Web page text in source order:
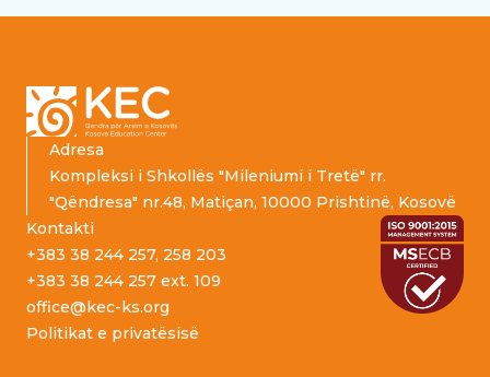
Adresa
Kompleksi i Shkollës "Mileniumi i Tretë" rr.
"Qëndresa" nr.48, Matiçan, 10000 Prishtinë, Kosovë
Kontakti
+383 38 244 257, 258 203
+383 38 244 257 ext. 109
office@kec-ks.org
Politikat e privatësisë